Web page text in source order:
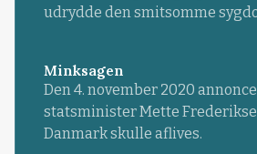
udrydde den smitsomme
Minksagen
Den 4. november 2020
statsminister Mette
Danmark skulle aflives.